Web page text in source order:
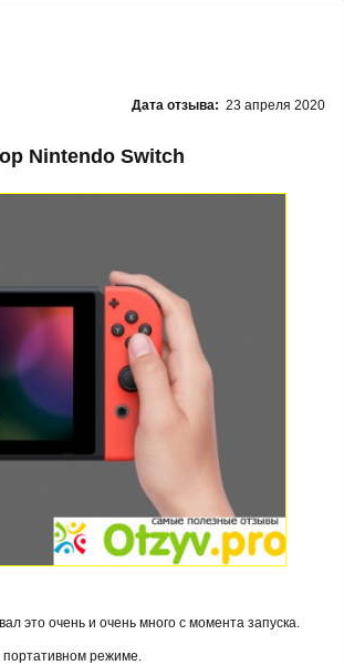
Дата отзыва: 23 апреля 2020
Nintendo Switch
это очень и очень много с момента запуска.
портативном режиме.